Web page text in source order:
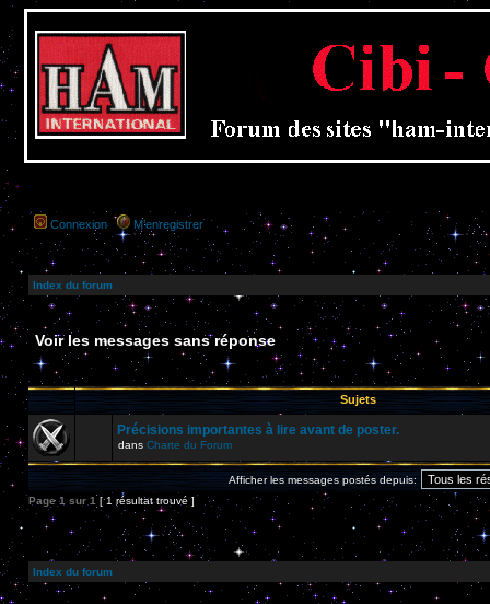
Connexion M’enregistrer
Index du forum
Voir les messages sans réponse
Sujets
Précisions importantes à lire avant de poster.
dans Charte du Forum
Afficher les messages postés depuis:
Page 1 sur 1 [ 1 résultat trouvé ]
Index du forum